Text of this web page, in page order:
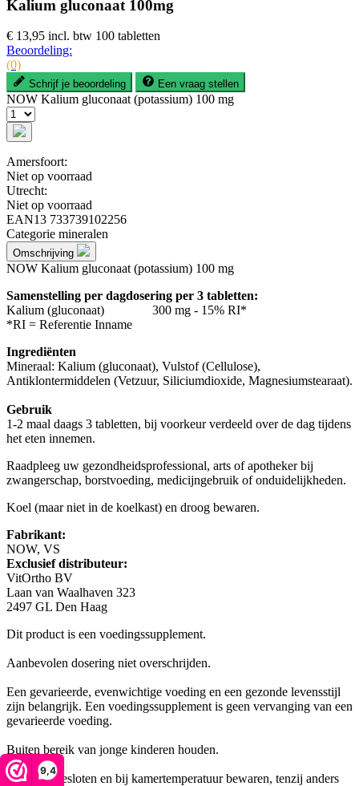
9,4
Kalium gluconaat 100mg
€ 13,95 incl. btw 100 tabletten
Beoordeling:
(0)
Schrijf je beoordeling Een vraag stellen
NOW Kalium gluconaat (potassium) 100 mg
Amersfoort:
Niet op voorraad
Utrecht:
Niet op voorraad
EAN13 733739102256
Categorie mineralen
Omschrijving
NOW Kalium gluconaat (potassium) 100 mg
Samenstelling per dagdosering per 3 tabletten:
Kalium (gluconaat) 300 mg - 15% RI*
*RI = Referentie Inname
Ingrediënten
Mineraal: Kalium (gluconaat), Vulstof (Cellulose),
Antiklontermiddelen (Vetzuur, Siliciumdioxide, Magnesiumstearaat).
Gebruik
1-2 maal daags 3 tabletten, bij voorkeur verdeeld over de dag tijdens
het eten innemen.
Raadpleeg uw gezondheidsprofessional, arts of apotheker bij
zwangerschap, borstvoeding, medicijngebruik of onduidelijkheden.
Koel (maar niet in de koelkast) en droog bewaren.
Fabrikant:
NOW, VS
Exclusief distributeur:
VitOrtho BV
Laan van Waalhaven 323
2497 GL Den Haag
Dit product is een voedingssupplement.
Aanbevolen dosering niet overschrijden.
Een gevarieerde, evenwichtige voeding en een gezonde levensstijl
zijn belangrijk. Een voedingssupplement is geen vervanging van een
gevarieerde voeding.
Buiten bereik van jonge kinderen houden.
Droog, afgesloten en bij kamertemperatuur bewaren, tenzij anders